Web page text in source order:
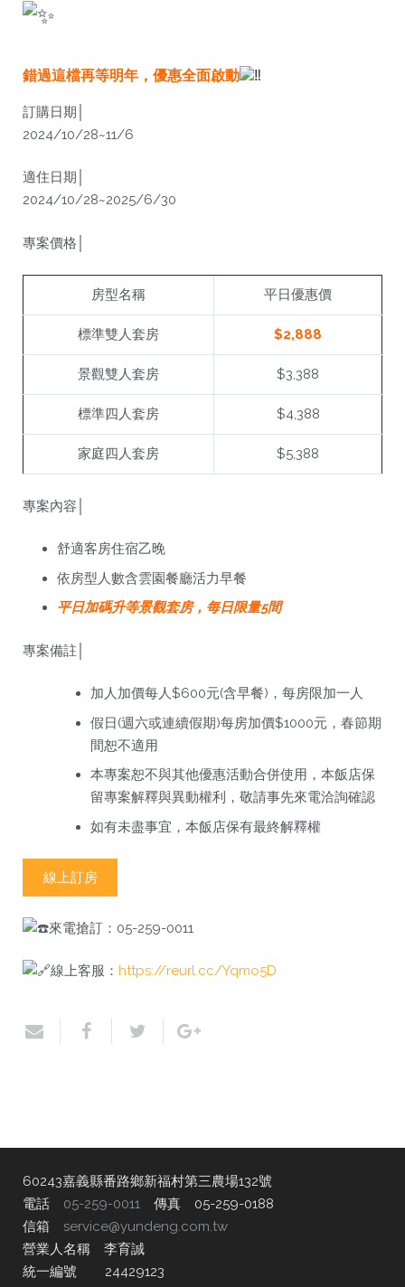
錯過這檔再等明年，優惠全面啟動
訂購日期│
2024/10/28~11/6
適住日期│
2024/10/28~2025/6/30
專案價格│
房型名稱 平日優惠價
標準雙人套房 $2,888
景觀雙人套房 $3,388
標準四人套房 $4,388
家庭四人套房 $5,388
專案內容│
舒適客房住宿乙晚
依房型人數含雲園餐廳活力早餐
平日加碼升等景觀套房，每日限量5間
專案備註│
加人加價每人$600元(含早餐)，每房限加一人
假日(週六或連續假期)每房加價$1000元，春節期
間恕不適用
本專案恕不與其他優惠活動合併使用，本飯店保
留專案解釋與異動權利，敬請事先來電洽詢確認
如有未盡事宜，本飯店保有最終解釋權
線上訂房
來電搶訂：05-259-0011
線上客服： https://reurl.cc/Yqmo5D
60243嘉義縣番路鄉新福村第三農場132號
電話 05-259-0011 傳真 05-259-0188
信箱 service@yundeng.com.tw
營業人名稱 李育誠
統一編號 24429123